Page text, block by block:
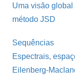
Uma visão global
método JSD
Sequências
Espectrais,
Eilenberg-